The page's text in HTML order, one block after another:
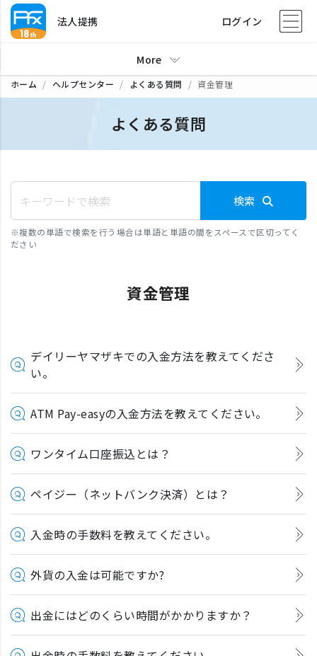
法人提携 ログイン
More
ホーム ヘルプセンター よくある質問 資金管理
よくある質問
検索
※複数の単語で検索を行う場合は単語と単語の間をスペースで区切ってく
ださい
資金管理
デイリーヤマザキでの入金方法を教えてくださ
い。
ATM Pay-easyの入金方法を教えてください。
ワンタイム口座振込とは？
ペイジー（ネットバンク決済）とは？
入金時の手数料を教えてください。
外貨の入金は可能ですか?
出金にはどのくらい時間がかかりますか？